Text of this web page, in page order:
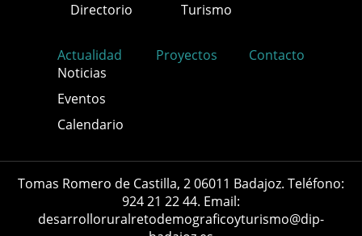
Directorio
Turismo
Actualidad
Noticias
Eventos
Calendario
Proyectos Contacto
Tomas Romero de Castilla, 2 06011 Badajoz. Teléfono:
924 21 22 44. Email:
desarrolloruralretodemograficoyturismo@dip-